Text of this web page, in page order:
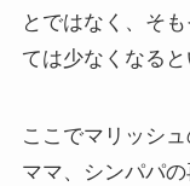
とではなく、そ
ては少なくなると
ここでマリッシ
ママ、シンパパ